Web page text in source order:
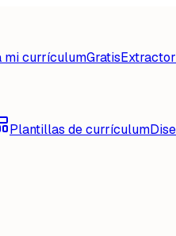
mi currículumGratis
Plantillas de currículum